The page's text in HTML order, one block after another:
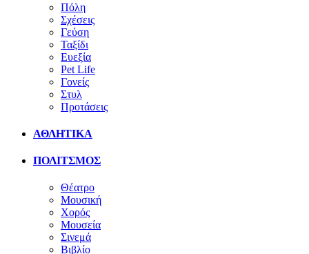
Πόλη
Σχέσεις
Γεύση
Ταξίδι
Ευεξία
Pet Life
Γονείς
Στυλ
Προτάσεις
ΑΘΛΗΤΙΚΑ
ΠΟΛΙΤΣΜΟΣ
Θέατρο
Μουσική
Χορός
Μουσεία
Σινεμά
Βιβλίο